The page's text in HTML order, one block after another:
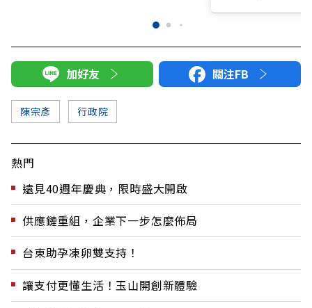
加好友 關注FB
陳宗彥 行政院
熱門
遠見40週年慶典，限時盛大開啟
供應鏈重組，企業下一步怎麼佈局
台東助孕凍卵雙支持！
讓支付更懂生活！玉山開創新體驗